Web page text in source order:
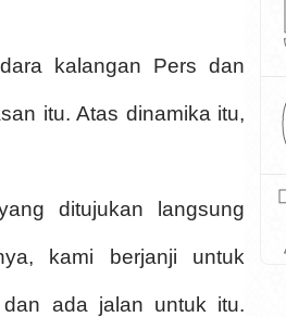
kalangan Pers dan
itu. Atas dinamika itu,
ditujukan langsung
kami berjanji untuk
ada jalan untuk itu.